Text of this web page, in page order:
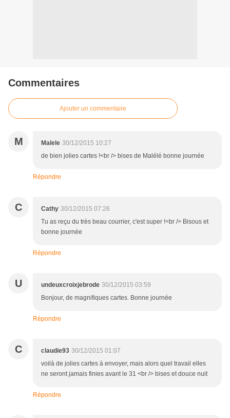
Commentaires
Ajouter un commentaire
M Malele 30/12/2015 10:27
de bien jolies cartes !<br /> bises de Malélé bonne journée
Répondre
C Cathy 30/12/2015 07:26
Tu as reçu du très beau courrier, c'est super !<br /> Bisous et
bonne journée
Répondre
U undeuxcroixjebrode 30/12/2015 03:59
Bonjour, de magnifiques cartes. Bonne journée
Répondre
C claudie93 30/12/2015 01:07
voilà de jolies cartes à envoyer, mais alors quel travail elles
ne seront jamais finies avant le 31 <br /> bises et douce nuit
Répondre